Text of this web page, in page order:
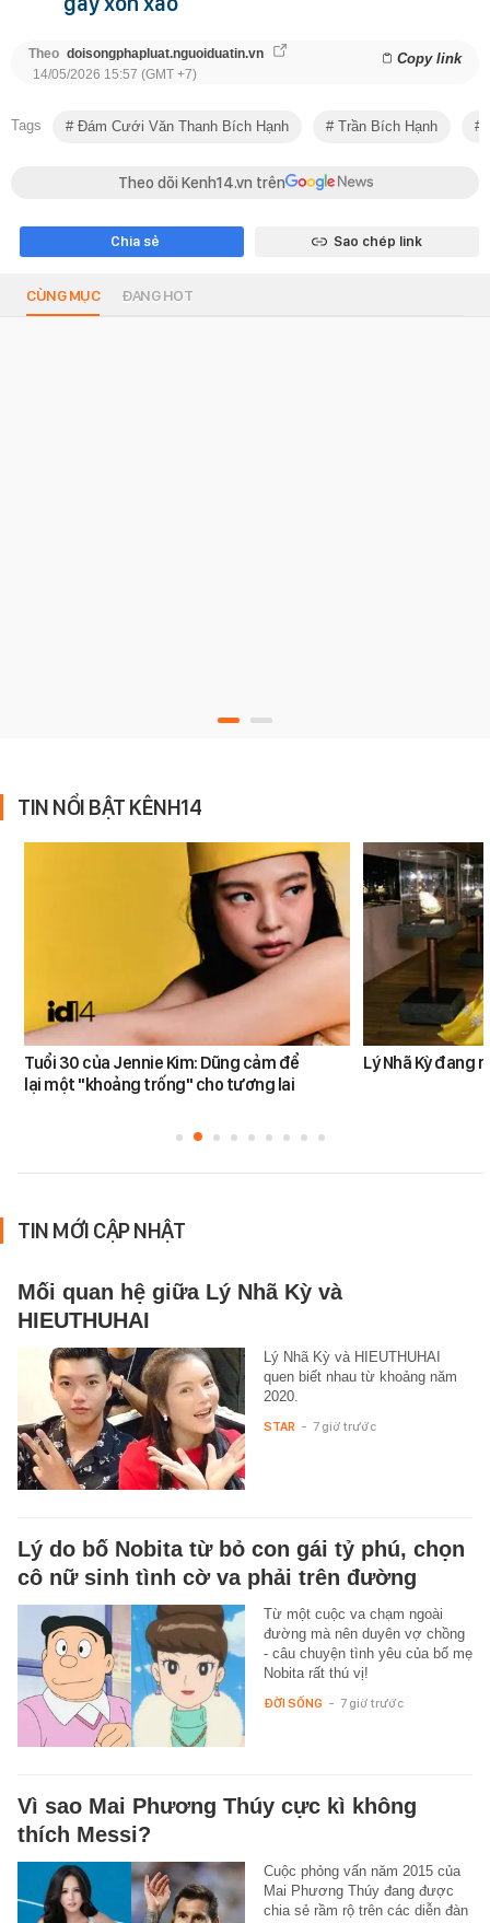
Theo doisongphapluat.nguoiduatin.vn Copy link
14/05/2026 15:57 (GMT +7)
Tags Đám Cưới Văn Thanh Bích Hạnh Trần Bích Hạnh
Theo dõi Kenh14.vn trên
Chia sẻ Sao chép link
CÙNG MỤC ĐANG HOT
TIN NỔI BẬT KÊNH14
Tuổi 30 của Jennie Kim: Dũng cảm để
lại một "khoảng trống" cho tương lai
Lý Nhã Kỳ đang
TIN MỚI CẬP NHẬT
Mối quan hệ giữa Lý Nhã Kỳ và
HIEUTHUHAI
Lý Nhã Kỳ và HIEUTHUHAI
quen biết nhau từ khoảng năm
2020.
STAR - 7 giờ trước
Lý do bố Nobita từ bỏ con gái tỷ phú, chọn
cô nữ sinh tình cờ va phải trên đường
Từ một cuộc va chạm ngoài
đường mà nên duyên vợ chồng
- câu chuyện tình yêu của bố mẹ
Nobita rất thú vị!
ĐỜI SỐNG - 7 giờ trước
Vì sao Mai Phương Thúy cực kì không
thích Messi?
Cuộc phỏng vấn năm 2015 của
Mai Phương Thúy đang được
chia sẻ rầm rộ trên các diễn đàn